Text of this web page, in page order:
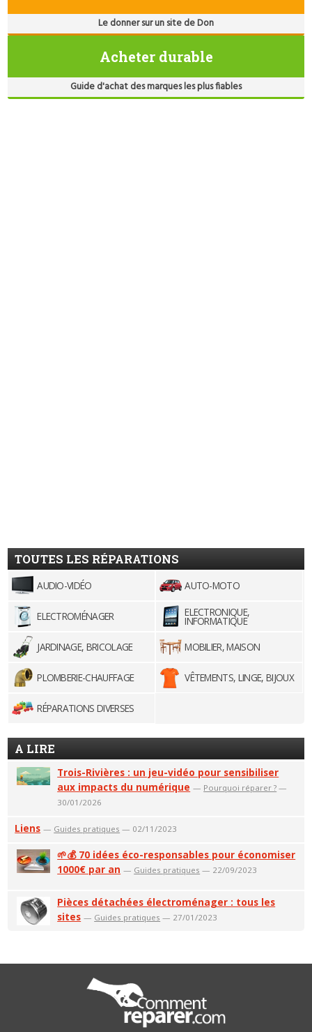
Le donner sur un site de Don
Acheter durable
Guide d'achat des marques les plus fiables
TOUTES LES RÉPARATIONS
AUDIO-VIDÉO AUTO-MOTO
ELECTROMÉNAGER ELECTRONIQUE,
INFORMATIQUE
JARDINAGE, BRICOLAGE
MOBILIER, MAISON
PLOMBERIE-CHAUFFAGE VÊTEMENTS, LINGE, BIJOUX
RÉPARATIONS DIVERSES
A LIRE
Trois-Rivières : un jeu-vidéo pour sensibiliser
aux impacts du numérique — Pourquoi réparer ? —
30/01/2026
Liens — Guides pratiques — 02/11/2023
🌱💰 70 idées éco-responsables pour économiser
1000€ par an — Guides pratiques — 22/09/2023
Pièces détachées électroménager : tous les
sites — Guides pratiques — 27/01/2023